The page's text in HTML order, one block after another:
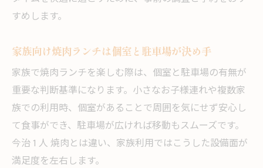
すめします。
家族向け焼肉ランチは個室と駐車場が決め手
家族で焼肉ランチを楽しむ際は、個室と駐車場の有無が
重要な判断基準になります。小さなお子様連れや複数家
族での利用時、個室があることで周囲を気にせず安心し
て食事ができ、駐車場が広ければ移動もスムーズです。
今治 1 人 焼肉とは違い、家族利用ではこうした設備面が
満足度を左右します。